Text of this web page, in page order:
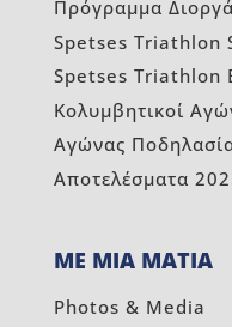
Πρόγραμμα
Spetses Triathlon
Spetses Triathlon
Κολυμβητικοί
Αγώνας
Αποτελέσματα
ΜΕ ΜΙΑ ΜΑΤΙΑ
Photos & Media